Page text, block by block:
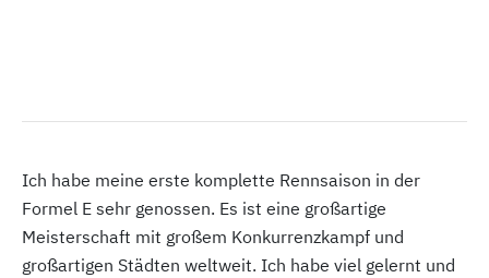
Ich habe meine erste komplette Rennsaison in der
Formel E sehr genossen. Es ist eine großartige
Meisterschaft mit großem Konkurrenzkampf und
großartigen Städten weltweit. Ich habe viel gelernt und